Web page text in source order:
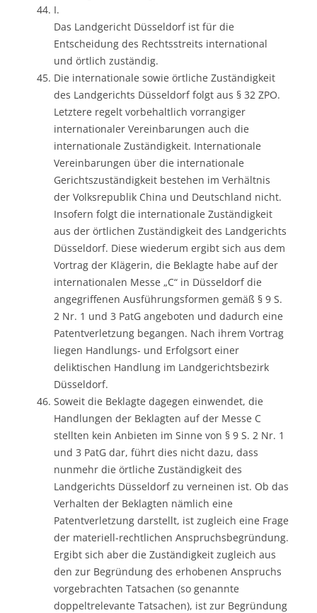
I.
Das Landgericht Düsseldorf ist für die
Entscheidung des Rechtsstreits international
und örtlich zuständig.
Die internationale sowie örtliche Zuständigkeit
des Landgerichts Düsseldorf folgt aus § 32 ZPO.
Letztere regelt vorbehaltlich vorrangiger
internationaler Vereinbarungen auch die
internationale Zuständigkeit. Internationale
Vereinbarungen über die internationale
Gerichtszuständigkeit bestehen im Verhältnis
der Volksrepublik China und Deutschland nicht.
Insofern folgt die internationale Zuständigkeit
aus der örtlichen Zuständigkeit des Landgerichts
Düsseldorf. Diese wiederum ergibt sich aus dem
Vortrag der Klägerin, die Beklagte habe auf der
internationalen Messe „C“ in Düsseldorf die
angegriffenen Ausführungsformen gemäß § 9 S.
2 Nr. 1 und 3 PatG angeboten und dadurch eine
Patentverletzung begangen. Nach ihrem Vortrag
liegen Handlungs- und Erfolgsort einer
deliktischen Handlung im Landgerichtsbezirk
Düsseldorf.
Soweit die Beklagte dagegen einwendet, die
Handlungen der Beklagten auf der Messe C
stellten kein Anbieten im Sinne von § 9 S. 2 Nr. 1
und 3 PatG dar, führt dies nicht dazu, dass
nunmehr die örtliche Zuständigkeit des
Landgerichts Düsseldorf zu verneinen ist. Ob das
Verhalten der Beklagten nämlich eine
Patentverletzung darstellt, ist zugleich eine Frage
der materiell-rechtlichen Anspruchsbegründung.
Ergibt sich aber die Zuständigkeit zugleich aus
den zur Begründung des erhobenen Anspruchs
vorgebrachten Tatsachen (so genannte
doppeltrelevante Tatsachen), ist zur Begründung